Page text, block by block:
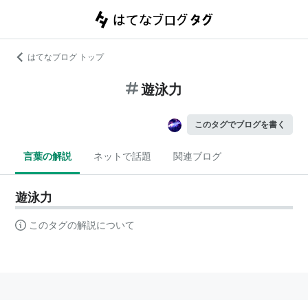
はてなブログ トップ
遊泳力
このタグでブログを書く
言葉の解説 ネットで話題 関連ブログ
遊泳力
このタグの解説について